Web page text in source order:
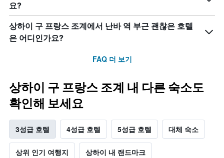
요?
상하이 구 프랑스 조계에서 난바 역 부근 괜찮은 호텔
은 어디인가요?
FAQ 더 보기
상하이 구 프랑스 조계 내 다른 숙소도
확인해 보세요
3성급 호텔 4성급 호텔 5성급 호텔 대체 숙소
상위 인기 여행지 상하이 내 랜드마크